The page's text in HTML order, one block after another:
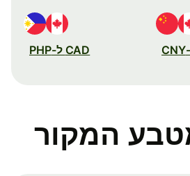
CAD ל-PHP
המקור